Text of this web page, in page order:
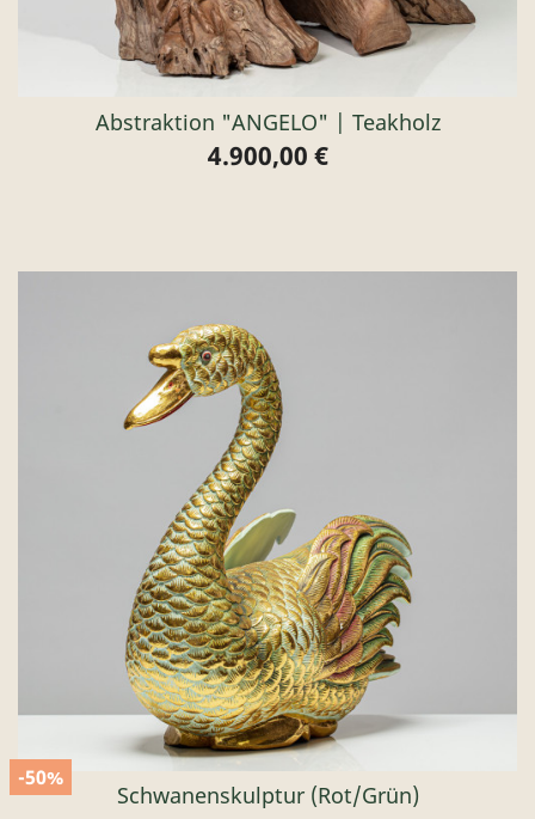
Abstraktion "ANGELO" | Teakholz
Preis
4.900,00 €
Schwanenskulptur (rot/grün)
-50%